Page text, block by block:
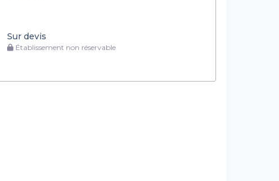
Sur devis
Établissement non réservable